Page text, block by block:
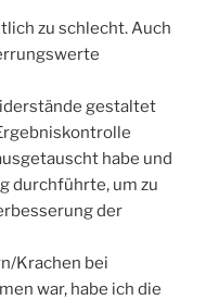
zu schlecht. Auch
gestaltet
habe und
durchführte, um zu
der
Krachen bei
war, habe ich die